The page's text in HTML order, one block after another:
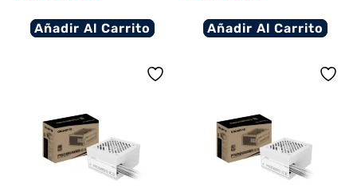
Añadir Al Carrito Añadir Al Carrito